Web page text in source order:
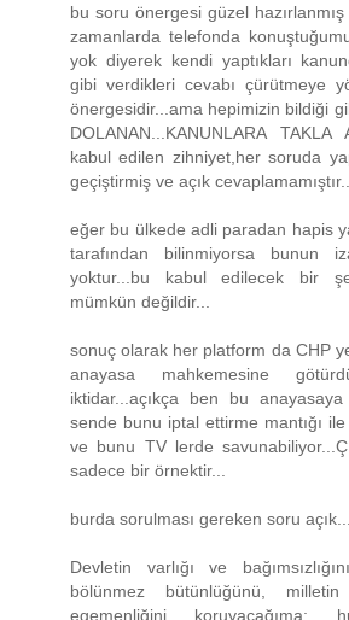
bu soru önergesi güzel
zamanlarda telefonda
yok diyerek kendi yaptıkları
gibi verdikleri cevabı çürütmeye
önergesidir...ama hepimizin bildiği
DOLANAN...KANUNLARA
kabul edilen zihniyet,her soruda
geçiştirmiş ve açık cevaplamamıştır....
eğer bu ülkede adli paradan hapis
tarafından bilinmiyorsa bunun
yoktur...bu kabul edilecek bir
mümkün değildir...
sonuç olarak her platform da CHP ye
anayasa mahkemesine
iktidar...açıkça ben bu anayasaya
sende bunu iptal ettirme mantığı
ve bunu TV lerde
sadece bir örnektir...
burda sorulması gereken soru açık....
Devletin varlığı ve
bölünmez bütünlüğünü,
egemenliğini koruyacağıma;